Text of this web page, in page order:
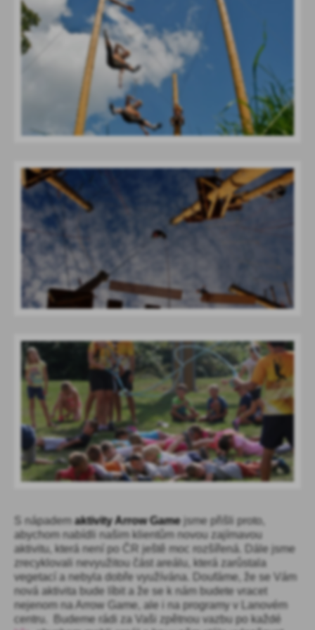
S nápademaktivity Arrow Gamejsme přišli proto,
abychom nabídli našim klientům novou zajímavou
aktivitu, která není po ČR ještě moc rozšířená. Dále jsme
zrecyklovali nevyužitou část areálu, která zarůstala
vegetací a nebyla dobře využívána. Doufáme, že se Vám
nová aktivita bude líbit a že se k nám budete vracet
nejenom na Arrow Game, ale i na programy v Lanovém
centru. Budeme rádi za Vaši zpětnou vazbu po každé